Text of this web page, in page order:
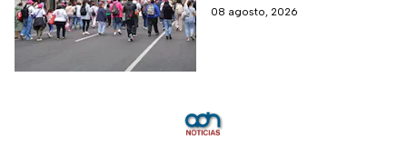
tienen previstos bloqueos en
08 agosto, 2026